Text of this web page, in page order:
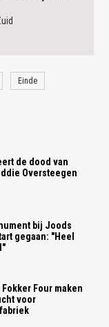
Einde
de dood van
Oversteegen
bij Joods
gegaan: "Heel
Four maken
voor